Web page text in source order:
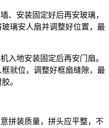
、安装固定好后再安玻璃，
璃安人扇并调整好位置，最
入地安装固定后再安门扇。
就位，调整好框扇缝隙，最
。
拼装质量，拼头应平整，不